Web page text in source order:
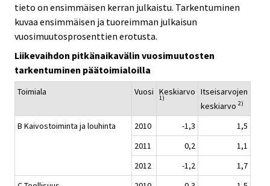
tieto on ensimmäisen kerran julkaistu. Tarkentuminen
kuvaa ensimmäisen ja tuoreimman julkaisun
vuosimuutosprosenttien erotusta.
Liikevaihdon pitkänaikavälin vuosimuutosten
tarkentuminen päätoimialoilla
Toimiala Vuosi Keskiarvo
1)
Itseisarvojen
keskiarvo 2)
B Kaivostoiminta ja louhinta 2010 -1,3
1,5
2011
0,2
1,1
2012
-1,2
1,7